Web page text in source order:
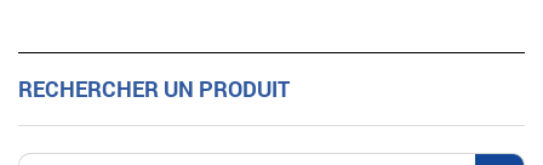
RECHERCHER UN PRODUIT